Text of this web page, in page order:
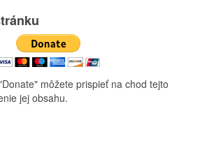
môžete prispieť na chod tejto
jej obsahu.